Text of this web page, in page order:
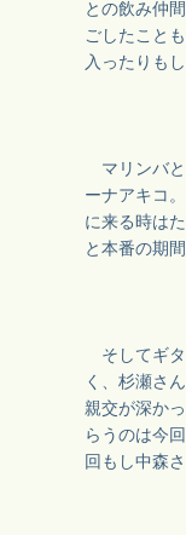
との飲み仲
ごしたこと
入ったりも
マリンバと
ーナアキコ
に来る時は
と本番の期
そしてギタ
く、杉瀬さ
親交が深か
らうのは今
回もし中森